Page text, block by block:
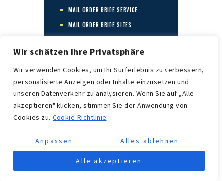
Wir schätzen Ihre Privatsphäre
Wir verwenden Cookies, um Ihr Surferlebnis zu verbessern,
personalisierte Anzeigen oder Inhalte einzusetzen und
unseren Datenverkehr zu analysieren. Wenn Sie auf „Alle
akzeptieren" klicken, stimmen Sie der Anwendung von
Cookies zu. Cookie-Richtlinie
Anpassen Alles ablehnen
Alle akzeptieren
MAIL ORDER BRIDE SERVICE
MAIL ORDER BRIDE SITES
LEGITIMATE
MAIL ORDER BRIDE STORY
MAIL ORDER BRIDE WEBSITE
MAIL ORDER BRIDE WEBSITE
REVIEWS
REDDIT
MAIL ORDER BRIDE WIKIPEDIA
MAIL ORDER BRIDE WORK?